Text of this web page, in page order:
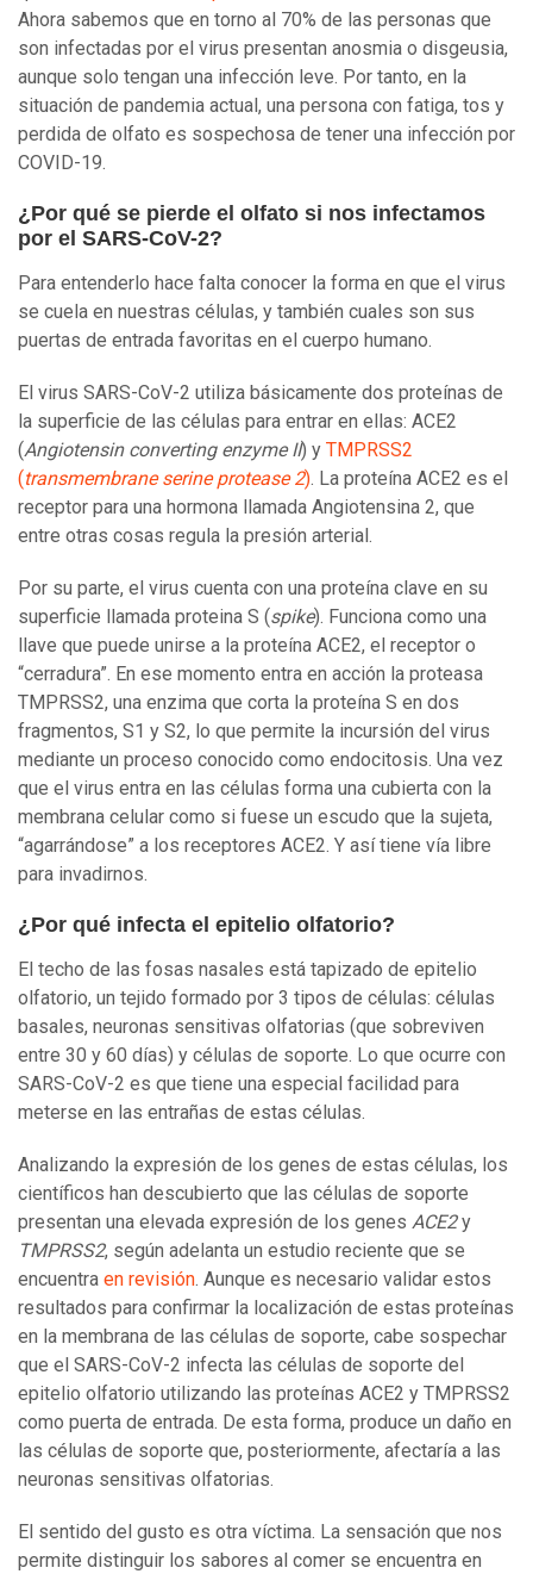
Ahora sabemos que en torno al 70% de las personas que
son infectadas por el virus presentan anosmia o disgeusia,
aunque solo tengan una infección leve. Por tanto, en la
situación de pandemia actual, una persona con fatiga, tos y
perdida de olfato es sospechosa de tener una infección por
COVID-19.
¿Por qué se pierde el olfato si nos infectamos
por el SARS-CoV-2?
Para entenderlo hace falta conocer la forma en que el virus
se cuela en nuestras células, y también cuales son sus
puertas de entrada favoritas en el cuerpo humano.
El virus SARS-CoV-2 utiliza básicamente dos proteínas de
la superficie de las células para entrar en ellas: ACE2
(Angiotensin converting enzyme II) y TMPRSS2
(transmembrane serine protease 2). La proteína ACE2 es el
receptor para una hormona llamada Angiotensina 2, que
entre otras cosas regula la presión arterial.
Por su parte, el virus cuenta con una proteína clave en su
superficie llamada proteina S (spike). Funciona como una
llave que puede unirse a la proteína ACE2, el receptor o
“cerradura”. En ese momento entra en acción la proteasa
TMPRSS2, una enzima que corta la proteína S en dos
fragmentos, S1 y S2, lo que permite la incursión del virus
mediante un proceso conocido como endocitosis. Una vez
que el virus entra en las células forma una cubierta con la
membrana celular como si fuese un escudo que la sujeta,
“agarrándose” a los receptores ACE2. Y así tiene vía libre
para invadirnos.
¿Por qué infecta el epitelio olfatorio?
El techo de las fosas nasales está tapizado de epitelio
olfatorio, un tejido formado por 3 tipos de células: células
basales, neuronas sensitivas olfatorias (que sobreviven
entre 30 y 60 días) y células de soporte. Lo que ocurre con
SARS-CoV-2 es que tiene una especial facilidad para
meterse en las entrañas de estas células.
Analizando la expresión de los genes de estas células, los
científicos han descubierto que las células de soporte
presentan una elevada expresión de los genes ACE2y
TMPRSS2, según adelanta un estudio reciente que se
encuentra en revisión. Aunque es necesario validar estos
resultados para confirmar la localización de estas proteínas
en la membrana de las células de soporte, cabe sospechar
que el SARS-CoV-2 infecta las células de soporte del
epitelio olfatorio utilizando las proteínas ACE2 y TMPRSS2
como puerta de entrada. De esta forma, produce un daño en
las células de soporte que, posteriormente, afectaría a las
neuronas sensitivas olfatorias.
El sentido del gusto es otra víctima. La sensación que nos
permite distinguir los sabores al comer se encuentra en